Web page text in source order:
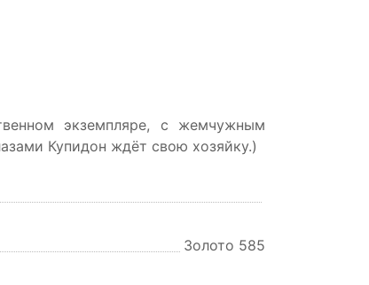
экземпляре, с жемчужным
Купидон ждёт свою хозяйку.)
Золото 585